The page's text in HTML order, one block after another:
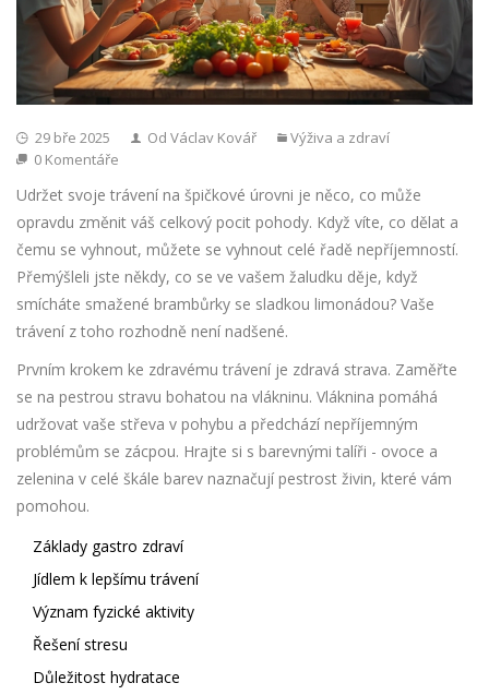
29 bře 2025 Od Václav Kovář
Výživa a zdraví
0 Komentáře
Udržet svoje trávení na špičkové úrovni je něco, co může
opravdu změnit váš celkový pocit pohody. Když víte, co dělat a
čemu se vyhnout, můžete se vyhnout celé řadě nepříjemností.
Přemýšleli jste někdy, co se ve vašem žaludku děje, když
smícháte smažené brambůrky se sladkou limonádou? Vaše
trávení z toho rozhodně není nadšené.
Prvním krokem ke zdravému trávení je zdravá strava. Zaměřte
se na pestrou stravu bohatou na vlákninu. Vláknina pomáhá
udržovat vaše střeva v pohybu a předchází nepříjemným
problémům se zácpou. Hrajte si s barevnými talíři - ovoce a
zelenina v celé škále barev naznačují pestrost živin, které vám
pomohou.
Základy gastro zdraví
Jídlem k lepšímu trávení
Význam fyzické aktivity
Řešení stresu
Důležitost hydratace